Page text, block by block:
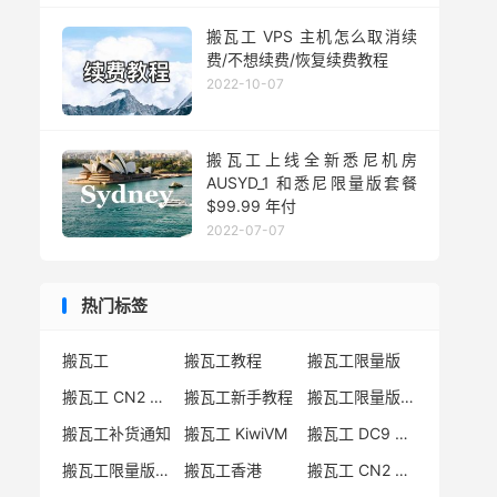
搬瓦工 VPS 主机怎么取消续
费/不想续费/恢复续费教程
2022-10-07
搬瓦工上线全新悉尼机房
AUSYD_1 和悉尼限量版套餐
$99.99 年付
2022-07-07
热门标签
搬瓦工 搬瓦工教程
搬瓦工限量版
搬瓦工 CN2 GIA
搬瓦工新手教程
搬瓦工限量版套餐
搬瓦工补货通知
搬瓦工 KiwiVM
搬瓦工 DC9 CN2 GIA
搬瓦工限量版补货
搬瓦工香港
搬瓦工 CN2 GIA-E